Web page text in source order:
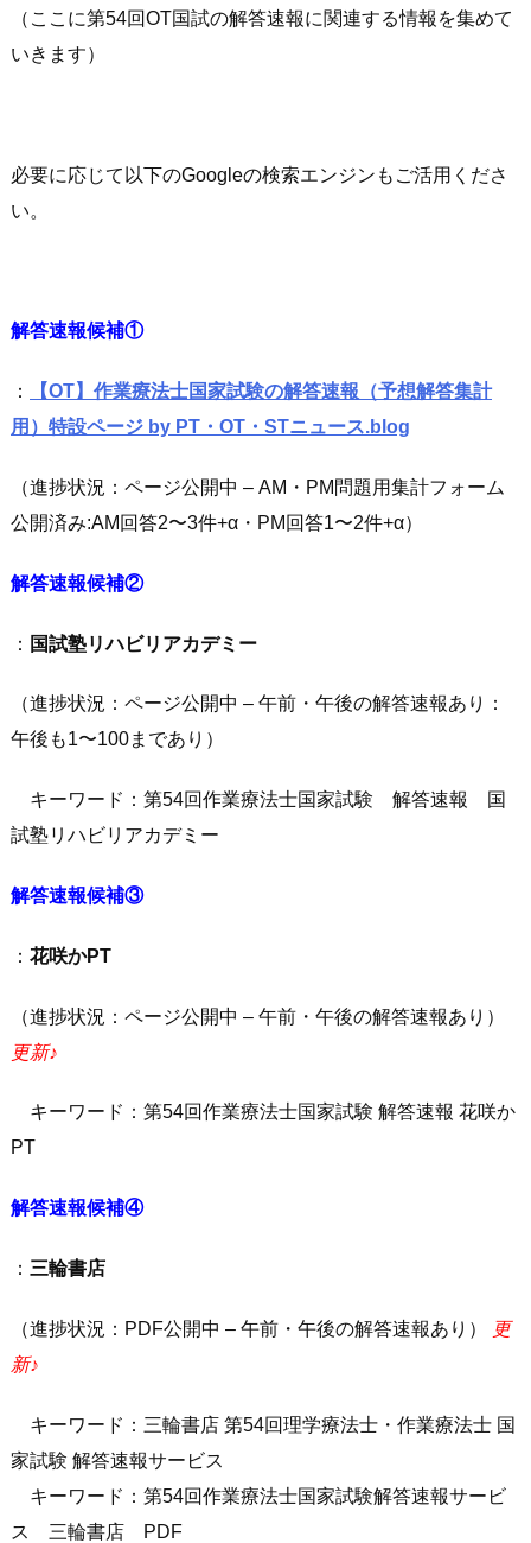
（ここに第54回OT国試の解答速報に関連する情報を集めて
いきます）
必要に応じて以下のGoogleの検索エンジンもご活用くださ
い。
解答速報候補①
： 【OT】 作業療法士国家試験の解答速報 （予想解答集計
用）特設ページ by PT・OT・STニュース.blog
（進捗状況：ページ公開中 – AM・PM問題用集計フォーム
公開済み:AM回答2〜3件+α・PM回答1〜2件+α）
解答速報候補②
： 国試塾リハビリアカデミー
（進捗状況：ページ公開中 – 午前・午後の解答速報あり：
午後も1〜100まであり）
キーワード：第54回作業療法士国家試験 解答速報 国
試塾リハビリアカデミー
解答速報候補③
： 花咲かPT
（進捗状況：ページ公開中 – 午前・午後の解答速報あり）
更新♪
キーワード：第54回作業療法士国家試験 解答速報 花咲か
PT
解答速報候補④
： 三輪書店
（進捗状況：PDF公開中 – 午前・午後の解答速報あり）
更
新♪
キーワード：三輪書店 第54回理学療法士・作業療法士 国
家試験 解答速報サービス
キーワード：第54回作業療法士国家試験解答速報サービ
ス 三輪書店 PDF